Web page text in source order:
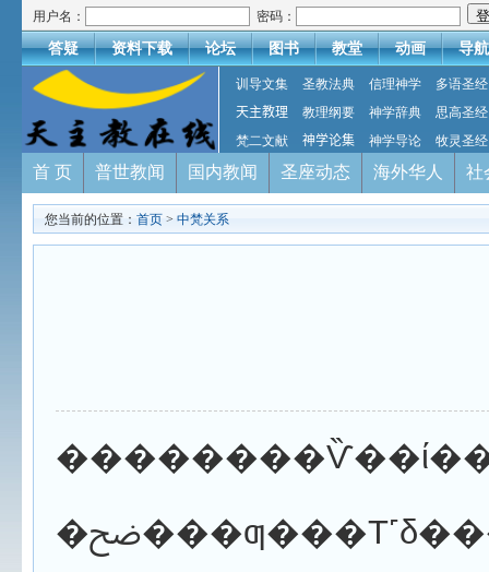
用户名： 密码：
答疑 资料下载 论坛 图书 教堂 动画 导航
训导文集 圣教法典 信理神学
多语圣经
天主教理
教理纲要 神学辞典
思高圣经
梵二文献
神学论集 神学导论 牧灵圣经
首 页 普世教闻 国内教闻 圣座动态 海外华人 社
您当前的位置： 首页 > 中梵关系